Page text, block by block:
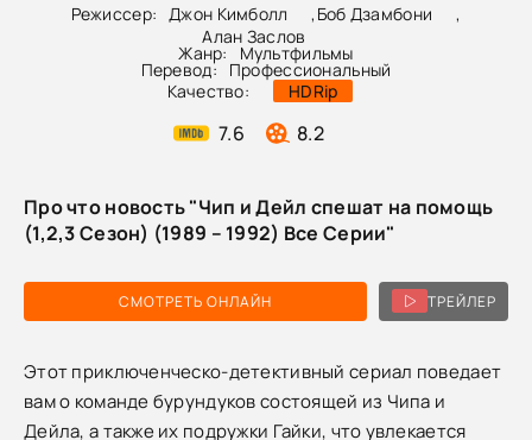
Режиссер: Джон Кимболл , Боб Дзамбони
,
Алан Заслов
Жанр: Мультфильмы
Перевод:
Профессиональный
Качество:
HDRip
7.6 8.2
СМОТРЕТЬ ОНЛАЙН ТРЕЙЛЕР
Про что новость "Чип и Дейл спешат на помощь
(1,2,3 Сезон) (1989 – 1992) Все Серии"
Этот приключенческо-детективный сериал поведает
вам о команде бурундуков состоящей из Чипа и
Дейла, а также их подружки Гайки, что увлекается